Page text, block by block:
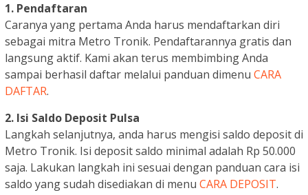
1. Pendaftaran
Caranya yang pertama Anda harus mendaftarkan diri
sebagai mitra Metro Tronik. Pendaftarannya gratis dan
langsung aktif. Kami akan terus membimbing Anda
sampai berhasil daftar melalui panduan dimenu CARA
DAFTAR.
2. Isi Saldo Deposit Pulsa
Langkah selanjutnya, anda harus mengisi saldo deposit di
Metro Tronik. Isi deposit saldo minimal adalah Rp 50.000
saja. Lakukan langkah ini sesuai dengan panduan cara isi
saldo yang sudah disediakan di menu CARA DEPOSIT.